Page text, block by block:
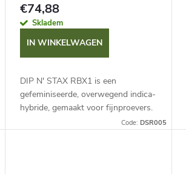
€74,88
Skladem
IN WINKELWAGEN
DIP N' STAX RBX1 is een
gefeminiseerde, overwegend indica-
hybride, gemaakt voor fijnproevers.
Met een THC-gehalte tot 26 % en
Code: DSR005